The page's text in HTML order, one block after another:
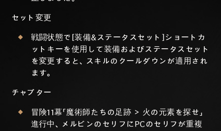
セット変更
戦闘状態で[装備&ステータスセット]ショートカ
ットキーを使用して装備およびステータスセット
を変更すると、スキルのクールダウンが適用され
ます。
チャプター
冒険11幕「魔術師たちの足跡 > 火の元素を探せ」
進行中、メルビンのセリフにPCのセリフが重複